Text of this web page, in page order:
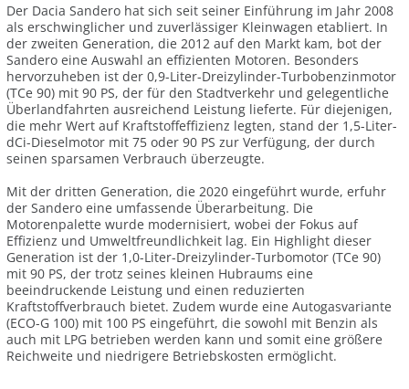
Der Dacia Sandero hat sich seit seiner Einführung im Jahr 2008
als erschwinglicher und zuverlässiger Kleinwagen etabliert. In
der zweiten Generation, die 2012 auf den Markt kam, bot der
Sandero eine Auswahl an effizienten Motoren. Besonders
hervorzuheben ist der 0,9-Liter-Dreizylinder-Turbobenzinmotor
(TCe 90) mit 90 PS, der für den Stadtverkehr und gelegentliche
Überlandfahrten ausreichend Leistung lieferte. Für diejenigen,
die mehr Wert auf Kraftstoffeffizienz legten, stand der 1,5-Liter-
dCi-Dieselmotor mit 75 oder 90 PS zur Verfügung, der durch
seinen sparsamen Verbrauch überzeugte.
Mit der dritten Generation, die 2020 eingeführt wurde, erfuhr
der Sandero eine umfassende Überarbeitung. Die
Motorenpalette wurde modernisiert, wobei der Fokus auf
Effizienz und Umweltfreundlichkeit lag. Ein Highlight dieser
Generation ist der 1,0-Liter-Dreizylinder-Turbomotor (TCe 90)
mit 90 PS, der trotz seines kleinen Hubraums eine
beeindruckende Leistung und einen reduzierten
Kraftstoffverbrauch bietet. Zudem wurde eine Autogasvariante
(ECO-G 100) mit 100 PS eingeführt, die sowohl mit Benzin als
auch mit LPG betrieben werden kann und somit eine größere
Reichweite und niedrigere Betriebskosten ermöglicht.